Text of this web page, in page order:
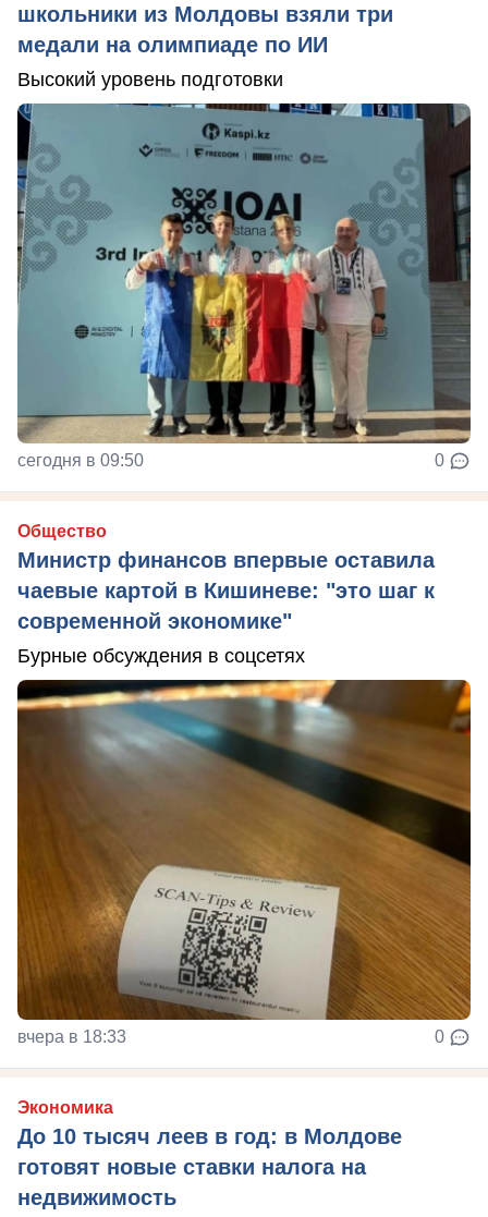
школьники из Молдовы взяли три
медали на олимпиаде по ИИ
Высокий уровень подготовки
сегодня в 09:50 0
Общество
Министр финансов впервые оставила
чаевые картой в Кишиневе: "это шаг к
современной экономике"
Бурные обсуждения в соцсетях
вчера в 18:33 0
Экономика
До 10 тысяч леев в год: в Молдове
готовят новые ставки налога на
недвижимость